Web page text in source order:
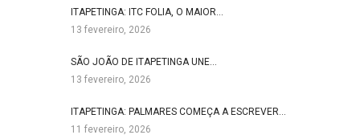
ITAPETINGA: ITC FOLIA, O MAIOR…
13 fevereiro, 2026
SÃO JOÃO DE ITAPETINGA UNE…
13 fevereiro, 2026
ITAPETINGA: PALMARES COMEÇA A ESCREVER…
11 fevereiro, 2026